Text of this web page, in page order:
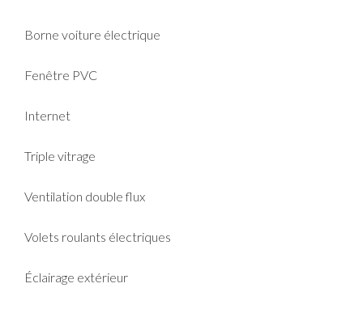
Borne voiture électrique
Fenêtre PVC
Internet
Triple vitrage
Ventilation double flux
Volets roulants électriques
Éclairage extérieur